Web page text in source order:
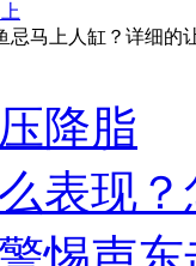
忌马上人缸？详细的
降脂
表现？